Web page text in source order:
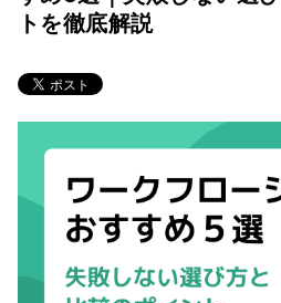
トを徹底解説